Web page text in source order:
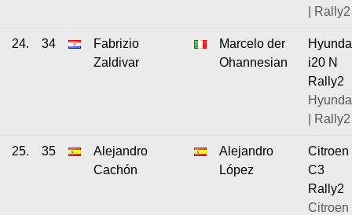
| Rally2
24. 34
Fabrizio
Zaldivar
Marcelo der
Ohannesian
i20 N
Rally2
| Rally2
25. 35
Alejandro
Cachón
Alejandro
López
Citroen
C3
Rally2
Citroen